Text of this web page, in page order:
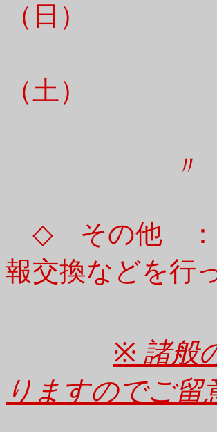
（日
（土
２０２
〃
◇ その他 ：
報交換などを行
※ 諸般
りますのでご留